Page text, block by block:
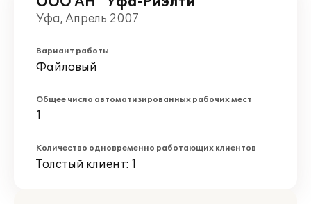
Уфа, Апрель 2007
Вариант работы
Файловый
Общее число автоматизированных рабочих мест
1
Количество одновременно работающих клиентов
Толстый клиент: 1